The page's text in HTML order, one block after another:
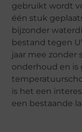
gebruikt wordt
één stuk
bijzonder
bestand tegen
jaar mee zonder
onderhoud en is
is het een
een bestaande